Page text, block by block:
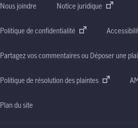
Nous joindre Notice juridique
Politique de confidentialité
Partagez vos commentaires ou Déposer une
Politique de résolution des plaintes
Plan du site